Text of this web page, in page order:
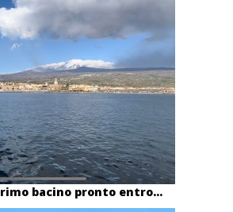
bacino pronto entro...